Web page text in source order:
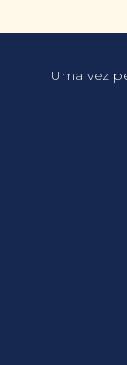
Uma vez